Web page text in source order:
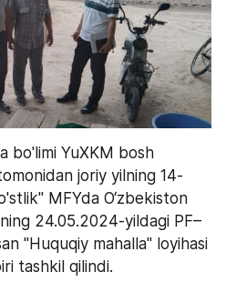
bo'limi YuXKM bosh
joriy yilning 14-
MFYda O‘zbekiston
24.05.2024-yildagi PF–
"Huquqiy mahalla" loyihasi
tashkil qilindi.